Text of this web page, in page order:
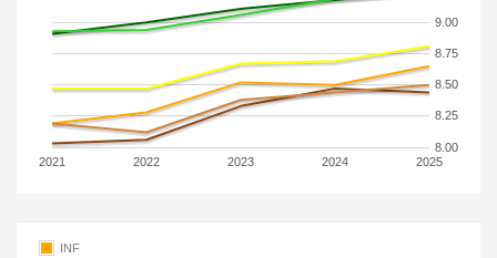
2021 2022 2023 2024 2025
8.00
8.25
8.50
8.75
9.00
INF